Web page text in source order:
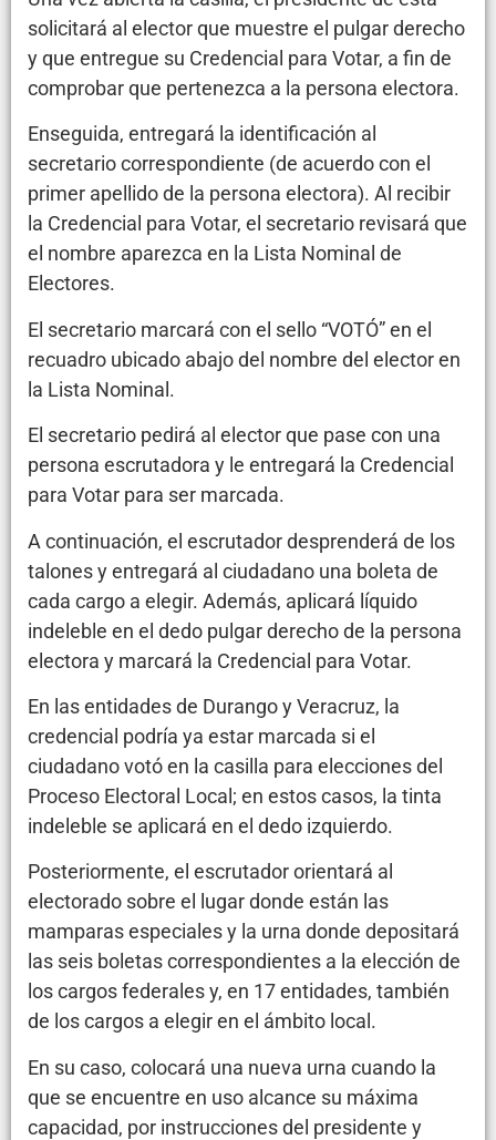
solicitará al elector que muestre el pulgar derecho
y que entregue su Credencial para Votar, a fin de
comprobar que pertenezca a la persona electora.
Enseguida, entregará la identificación al
secretario correspondiente (de acuerdo con el
primer apellido de la persona electora). Al recibir
la Credencial para Votar, el secretario revisará que
el nombre aparezca en la Lista Nominal de
Electores.
El secretario marcará con el sello “VOTÓ” en el
recuadro ubicado abajo del nombre del elector en
la Lista Nominal.
El secretario pedirá al elector que pase con una
persona escrutadora y le entregará la Credencial
para Votar para ser marcada.
A continuación, el escrutador desprenderá de los
talones y entregará al ciudadano una boleta de
cada cargo a elegir. Además, aplicará líquido
indeleble en el dedo pulgar derecho de la persona
electora y marcará la Credencial para Votar.
En las entidades de Durango y Veracruz, la
credencial podría ya estar marcada si el
ciudadano votó en la casilla para elecciones del
Proceso Electoral Local; en estos casos, la tinta
indeleble se aplicará en el dedo izquierdo.
Posteriormente, el escrutador orientará al
electorado sobre el lugar donde están las
mamparas especiales y la urna donde depositará
las seis boletas correspondientes a la elección de
los cargos federales y, en 17 entidades, también
de los cargos a elegir en el ámbito local.
En su caso, colocará una nueva urna cuando la
que se encuentre en uso alcance su máxima
capacidad, por instrucciones del presidente y